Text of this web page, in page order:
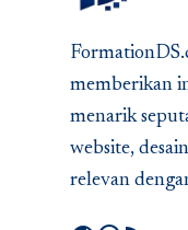
memberikan
menarik
website,
relevan